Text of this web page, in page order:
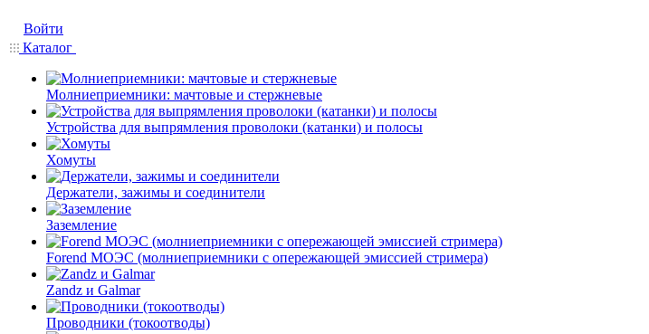
Войти
Каталог
Молниеприемники: мачтовые и стержневые
Устройства для выпрямления проволоки (катанки) и полосы
Хомуты
Держатели, зажимы и соединители
Заземление
Forend МОЭС (молниеприемники с опережающей эмиссией стримера)
Zandz и Galmar
Проводники (токоотводы)